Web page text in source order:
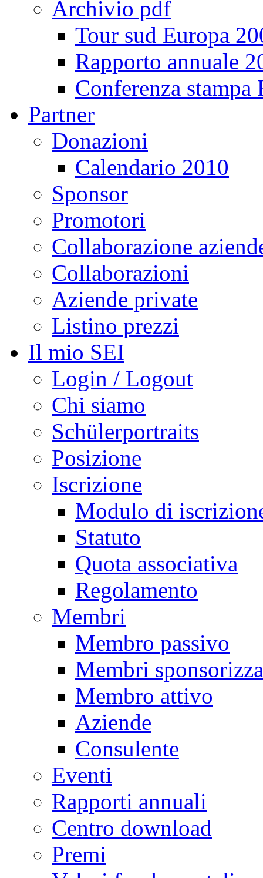
Archivio pdf
Tour sud Europa
Rapporto annuale
Conferenza
Partner
Donazioni
Calendario 2010
Sponsor
Promotori
Collaborazione
Collaborazioni
Aziende private
Listino prezzi
Il mio SEI
Login / Logout
Chi siamo
Schülerportraits
Posizione
Iscrizione
Modulo di
Statuto
Quota associativa
Regolamento
Membri
Membro passivo
Membri
Membro attivo
Aziende
Consulente
Eventi
Rapporti annuali
Centro download
Premi